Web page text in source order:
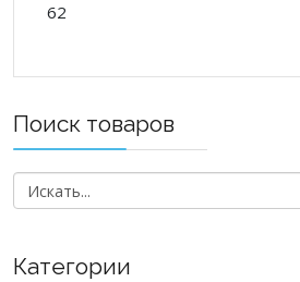
62
Поиск товаров
Категории